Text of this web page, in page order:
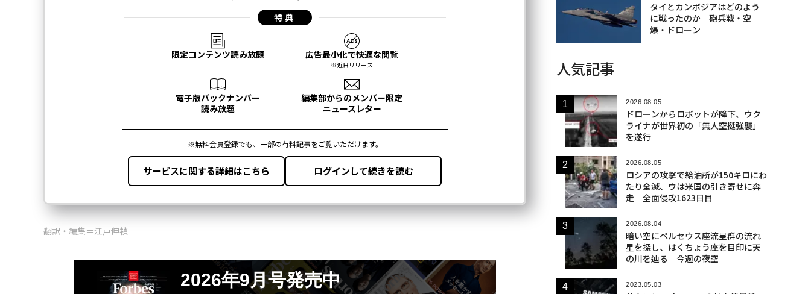
翻訳・編集＝江戸伸禎
2026年9月号発売中
タイとカンボジアはどのよう
に戦ったのか 砲兵戦・空
爆・ドローン
人気記事
2026.08.05
ドローンからロボットが降下、ウク
ライナが世界初の「無人空挺強襲」
を遂行
2026.08.05
ロシアの攻撃で給油所が150キロにわ
たり全滅、ウは米国の引き寄せに奔
走 全面侵攻1623日目
2026.08.04
暗い空にペルセウス座流星群の流れ
星を探し、はくちょう座を目印に天
の川を辿る 今週の夜空
2023.05.03